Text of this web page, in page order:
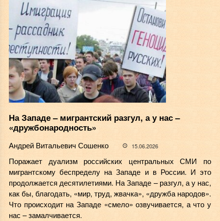
На Западе – мигрантский разгул, а у нас –
«дружбонародность»
Андрей Витальевич Сошенко 15.06.2026
Поражает дуализм российских центральных СМИ по
мигрантскому беспределу на Западе и в России. И это
продолжается десятилетиями. На Западе – разгул, а у нас,
как бы, благодать, «мир, труд, жвачка», «дружба народов».
Что происходит на Западе «смело» озвучивается, а что у
нас – замалчивается.